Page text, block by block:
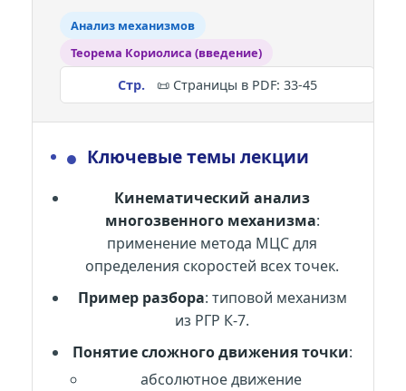
Анализ механизмов
Теорема Кориолиса (введение)
📜 Страницы в PDF: 33-45
● Ключевые темы лекции
Кинематический анализ
многозвенного механизма:
применение метода МЦС для
определения скоростей всех точек.
Пример разбора: типовой механизм
из РГР К-7.
Понятие сложного движения точки:
абсолютное движение